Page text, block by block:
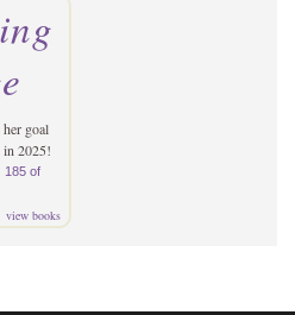
her goal
in 2025!
185 of
view books